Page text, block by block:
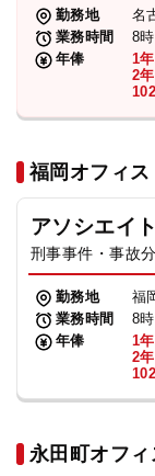
勤務地
名
業務時間
8
年俸
1
2
福岡オフィス
アソシエイ
刑事事件・事故
勤務地
福
業務時間
8
年俸
1
2
永田町オフィ